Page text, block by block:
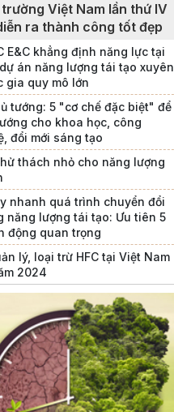
Việt Nam lần thứ IV
ra thành công tốt đẹp
E&C khẳng định năng lực tại
án năng lượng tái tạo xuyên
gia quy mô lớn
tướng: 5 "cơ chế đặc biệt" để
cho khoa học, công
đổi mới sáng tạo
thách nhỏ cho năng lượng
nhanh quá trình chuyển đổi
năng lượng tái tạo: Ưu tiên 5
động quan trọng
lý, loại trừ HFC tại Việt Nam
2024